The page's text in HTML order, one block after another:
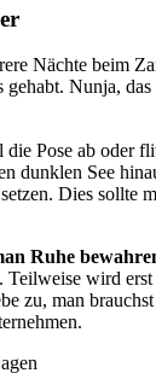
Nächte beim
gehabt. Nunja,
Pose ab oder
dunklen See
Dies sollte
Ruhe
Teilweise wird
zu, man